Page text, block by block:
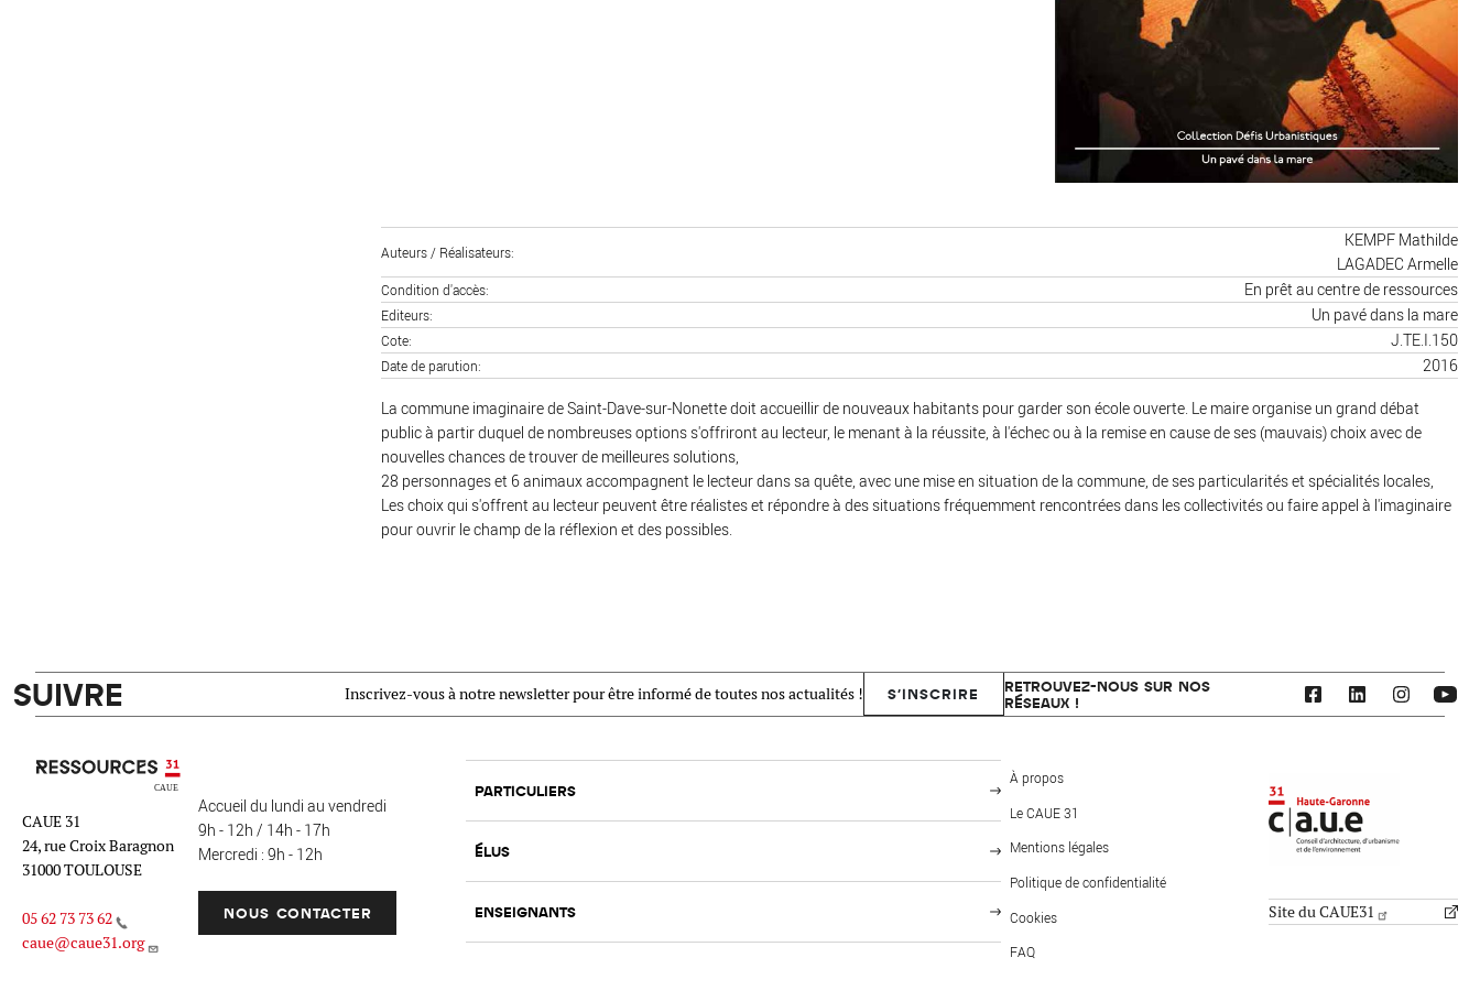
Auteurs / Réalisateurs
KEMPF Mathilde
LAGADEC Armelle
Condition d'accès En prêt au centre de ressources
Editeurs Un pavé dans la mare
Cote J.TE.I.150
Date de parution 2016
La commune imaginaire de Saint-Dave-sur-Nonette doit accueillir de nouveaux habitants pour garder son école ouverte. Le maire organise un grand débat
public à partir duquel de nombreuses options s'offriront au lecteur, le menant à la réussite, à l'échec ou à la remise en cause de ses (mauvais) choix avec de
nouvelles chances de trouver de meilleures solutions,
28 personnages et 6 animaux accompagnent le lecteur dans sa quête, avec une mise en situation de la commune, de ses particularités et spécialités locales,
Les choix qui s'offrent au lecteur peuvent être réalistes et répondre à des situations fréquemment rencontrées dans les collectivités ou faire appel à l'imaginaire
pour ouvrir le champ de la réflexion et des possibles.
SUIVRE Inscrivez-vous à notre newsletter pour être informé de toutes nos actualités ! S'INSCRIRE
RETROUVEZ-NOUS SUR NOS
RÉSEAUX !
Ressources 31
CAUE 31
24, rue Croix Baragnon
31000 TOULOUSE
05 62 73 73 62
caue@caue31.org
Accueil du lundi au vendredi
9h - 12h / 14h - 17h
Mercredi : 9h - 12h
NOUS CONTACTER
FOOTER: PUBLICS
PARTICULIERS
ÉLUS
ENSEIGNANTS
MENU PIED DE PAGE
À propos
Le CAUE 31
Mentions légales
Politique de confidentialité
Cookies
FAQ
Site du CAUE31